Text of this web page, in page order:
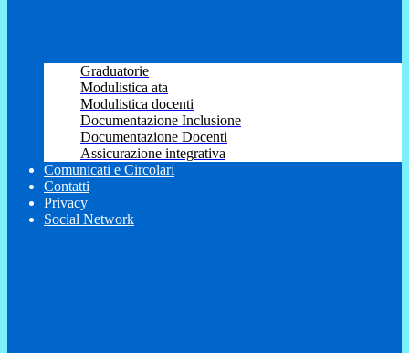
Graduatorie
Modulistica ata
Modulistica docenti
Documentazione Inclusione
Documentazione Docenti
Assicurazione integrativa
Comunicati e Circolari
Contatti
Privacy
Social Network